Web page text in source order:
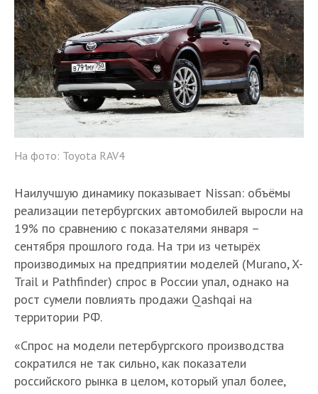
На фото: Toyota RAV4
Наилучшую динамику показывает Nissan: объёмы
реализации петербургских автомобилей выросли на
19% по сравнению с показателями января –
сентября прошлого года. На три из четырёх
производимых на предприятии моделей (Murano, X-
Trail и Pathfinder) спрос в России упал, однако на
рост сумели повлиять продажи Qashqai на
территории РФ.
«Спрос на модели петербургского производства
сократился не так сильно, как показатели
российского рынка в целом, который упал более,